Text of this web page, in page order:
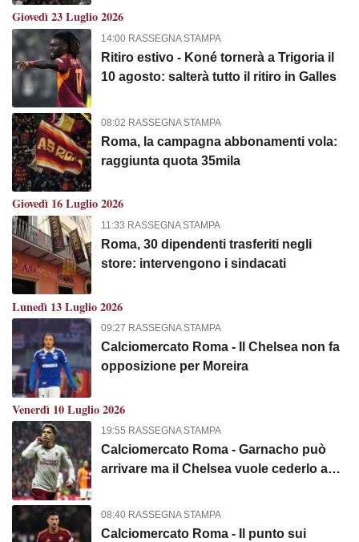
Giovedì 23 Luglio 2026
14:00 RASSEGNA STAMPA
Ritiro estivo - Koné tornerà a Trigoria il
10 agosto: salterà tutto il ritiro in Galles
08:02 RASSEGNA STAMPA
Roma, la campagna abbonamenti vola:
raggiunta quota 35mila
Giovedì 16 Luglio 2026
11:33 RASSEGNA STAMPA
Roma, 30 dipendenti trasferiti negli
store: intervengono i sindacati
Lunedì 13 Luglio 2026
09:27 RASSEGNA STAMPA
Calciomercato Roma - Il Chelsea non fa
opposizione per Moreira
Venerdì 10 Luglio 2026
19:55 RASSEGNA STAMPA
Calciomercato Roma - Garnacho può
arrivare ma il Chelsea vuole cederlo a
08:40 RASSEGNA STAMPA
Calciomercato Roma - Il punto sui